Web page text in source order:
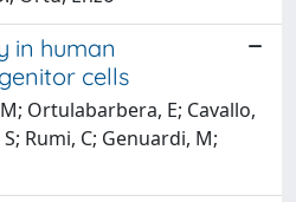
in human
cells
Ortulabarbera, E; Cavallo,
Rumi, C; Genuardi, M;